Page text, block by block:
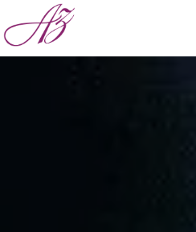
Panneau de gestion des cookies